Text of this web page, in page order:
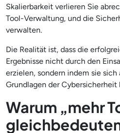
Skalierbarkeit verlieren Sie
Tool-Verwaltung, und die
verwalten.
Die Realität ist, dass die
Ergebnisse nicht durch den
erzielen, sondern indem sie
Grundlagen der Cybersicherheit
Warum „mehr